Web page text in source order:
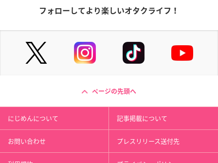
フォローしてより楽しいオタクライフ！
ページの先頭へ
にじめんについて 記事掲載について
お問い合わせ プレスリリース送付先